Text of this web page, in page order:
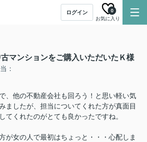
ログイン
お気に入り
0
マンションをご購入いただいたＫ様
：
、他の不動産会社も回ろう！と思い軽い気
ましたが、担当についてくれた方が真面目
てくれたのがとても良かったですね。
が女の人で最初はちょっと・・・心配しま